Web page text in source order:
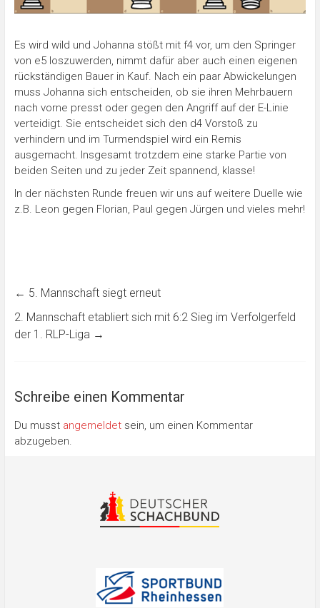
Es wird wild und Johanna stößt mit f4 vor, um den Springer
von e5 loszuwerden, nimmt dafür aber auch einen eigenen
rückständigen Bauer in Kauf. Nach ein paar Abwickelungen
muss Johanna sich entscheiden, ob sie ihren Mehrbauern
nach vorne presst oder gegen den Angriff auf der E-Linie
verteidigt. Sie entscheidet sich den d4 Vorstoß zu
verhindern und im Turmendspiel wird ein Remis
ausgemacht. Insgesamt trotzdem eine starke Partie von
beiden Seiten und zu jeder Zeit spannend, klasse!
In der nächsten Runde freuen wir uns auf weitere Duelle wie
z.B. Leon gegen Florian, Paul gegen Jürgen und vieles mehr!
← 5. Mannschaft siegt erneut
2. Mannschaft etabliert sich mit 6:2 Sieg im Verfolgerfeld
der 1. RLP-Liga →
Schreibe einen Kommentar
Du musst angemeldetsein, um einen Kommentar
abzugeben.